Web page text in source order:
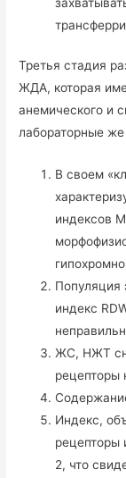
Третья стадия
ЖДА, которая
анемического и
лабораторные
В своем
индексов
Популяция
индекс
ЖС, НЖТ
рецепторы
Индекс,
рецепторы
2, что